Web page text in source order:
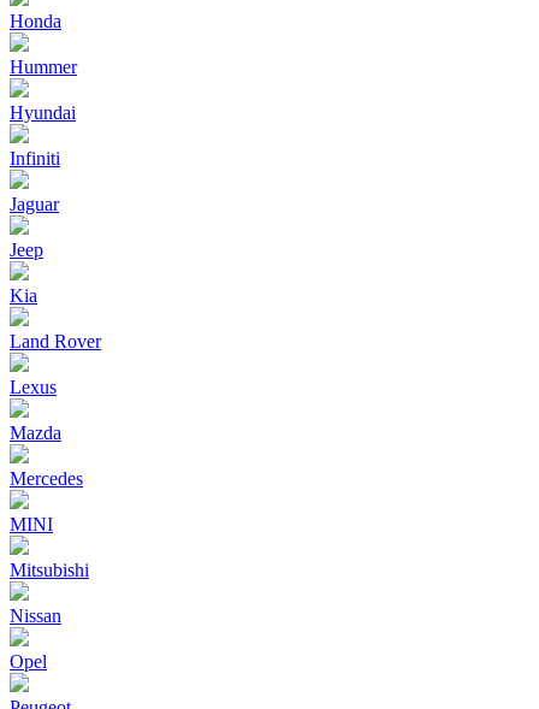
Honda
Hummer
Hyundai
Infiniti
Jaguar
Jeep
Kia
Land Rover
Lexus
Mazda
Mercedes
MINI
Mitsubishi
Nissan
Opel